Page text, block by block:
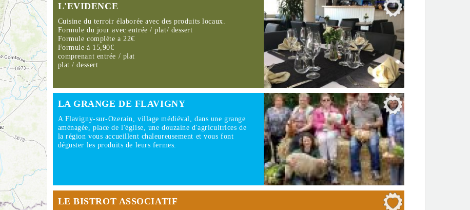
L'EVIDENCE
Cuisine du terroir élaborée avec des produits locaux.
Formule du jour avec entrée / plat/ dessert
Formule complète a 22€
Formule à 15,90€
comprenant entrée / plat
plat / dessert
LA GRANGE DE FLAVIGNY
A Flavigny-sur-Ozerain, village médiéval, dans une grange
aménagée, place de l'église, une douzaine d'agricultrices de
la région vous accueillent chaleureusement et vous font
déguster les produits de leurs fermes.
LE BISTROT ASSOCIATIF